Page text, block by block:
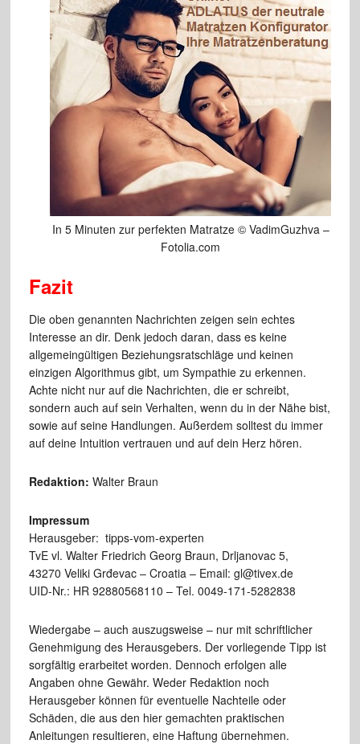
In 5 Minuten zur perfekten Matratze © VadimGuzhva –
Fotolia.com
Fazit
Die oben genannten Nachrichten zeigen sein echtes
Interesse an dir. Denk jedoch daran, dass es keine
allgemeingültigen Beziehungsratschläge und keinen
einzigen Algorithmus gibt, um Sympathie zu erkennen.
Achte nicht nur auf die Nachrichten, die er schreibt,
sondern auch auf sein Verhalten, wenn du in der Nähe bist,
sowie auf seine Handlungen. Außerdem solltest du immer
auf deine Intuition vertrauen und auf dein Herz hören.
Redaktion: Walter Braun
Impressum
Herausgeber: tipps-vom-experten
TvE vl. Walter Friedrich Georg Braun, Drljanovac 5,
43270 Veliki Grđevac – Croatia – Email: gl@tivex.de
UID-Nr.: HR 92880568110 – Tel. 0049-171-5282838
Wiedergabe – auch auszugsweise – nur mit schriftlicher
Genehmigung des Herausgebers. Der vorliegende Tipp ist
sorgfältig erarbeitet worden. Dennoch erfolgen alle
Angaben ohne Gewähr. Weder Redaktion noch
Herausgeber können für eventuelle Nachteile oder
Schäden, die aus den hier gemachten praktischen
Anleitungen resultieren, eine Haftung übernehmen.